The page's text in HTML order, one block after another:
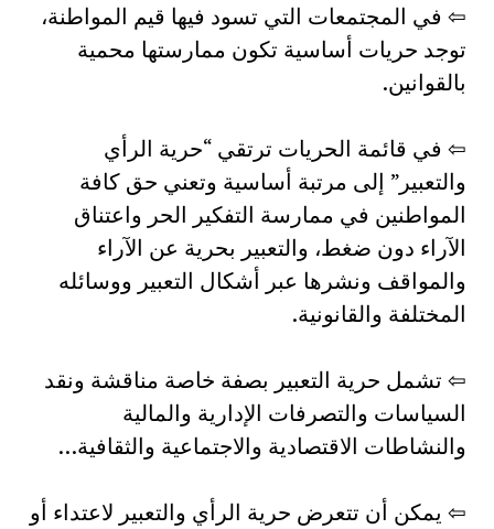
⇦ في المجتمعات التي تسود فيها قيم المواطنة،
توجد حريات أساسية تكون ممارستها محمية
بالقوانين.
⇦ في قائمة الحريات ترتقي “حرية الرأي
والتعبير” إلى مرتبة أساسية وتعني حق كافة
المواطنين في ممارسة التفكير الحر واعتناق
الآراء دون ضغط، والتعبير بحرية عن الآراء
والمواقف ونشرها عبر أشكال التعبير ووسائله
المختلفة والقانونية.
⇦ تشمل حرية التعبير بصفة خاصة مناقشة ونقد
السياسات والتصرفات الإدارية والمالية
والنشاطات الاقتصادية والاجتماعية والثقافية…
⇦ يمكن أن تتعرض حرية الرأي والتعبير لاعتداء أو